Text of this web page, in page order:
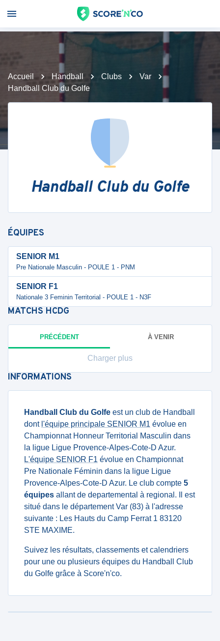
Accueil Handball Clubs
Var
Handball Club du Golfe
Handball Club du Golfe
ÉQUIPES
SENIOR M1
Pre Nationale Masculin - POULE 1 - PNM
SENIOR F1
Nationale 3 Feminin Territorial - POULE 1 - N3F
MATCHS HCDG
PRÉCÉDENT À VENIR
Charger plus
INFORMATIONS
Handball Club du Golfe est un club de Handball
dont l'équipe principale SENIOR M1 évolue en
Championnat Honneur Territorial Masculin dans
la ligue Ligue Provence-Alpes-Cote-D Azur.
L'équipe SENIOR F1 évolue en Championnat
Pre Nationale Féminin dans la ligue Ligue
Provence-Alpes-Cote-D Azur. Le club compte 5
équipes allant de departemental à regional. Il est
situé dans le département Var (83) à l'adresse
suivante : Les Hauts du Camp Ferrat 1 83120
STE MAXIME.
Suivez les résultats, classements et calendriers
pour une ou plusieurs équipes du Handball Club
du Golfe grâce à Score'n'co.